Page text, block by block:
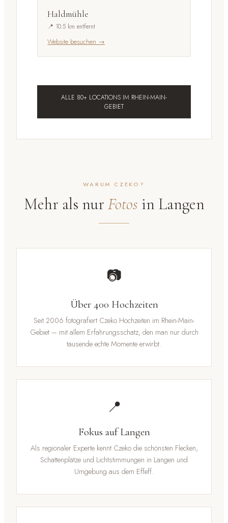
Haldmühle
📍 10.5 km entfernt
Website besuchen →
ALLE 80+ LOCATIONS IM RHEIN-MAIN-
GEBIET
WARUM CZEKO?
Mehr als nur Fotos in Langen
📷
Über 400 Hochzeiten
Seit 2006 fotografiert Czeko Hochzeiten im Rhein-Main-
Gebiet – mit allem Erfahrungsschatz, den man nur durch
tausende echte Momente erwirbt.
📍
Fokus auf Langen
Als regionaler Experte kennt Czeko die schönsten Flecken,
Schattenplätze und Lichtstimmungen in Langen und
Umgebung aus dem Effeff.